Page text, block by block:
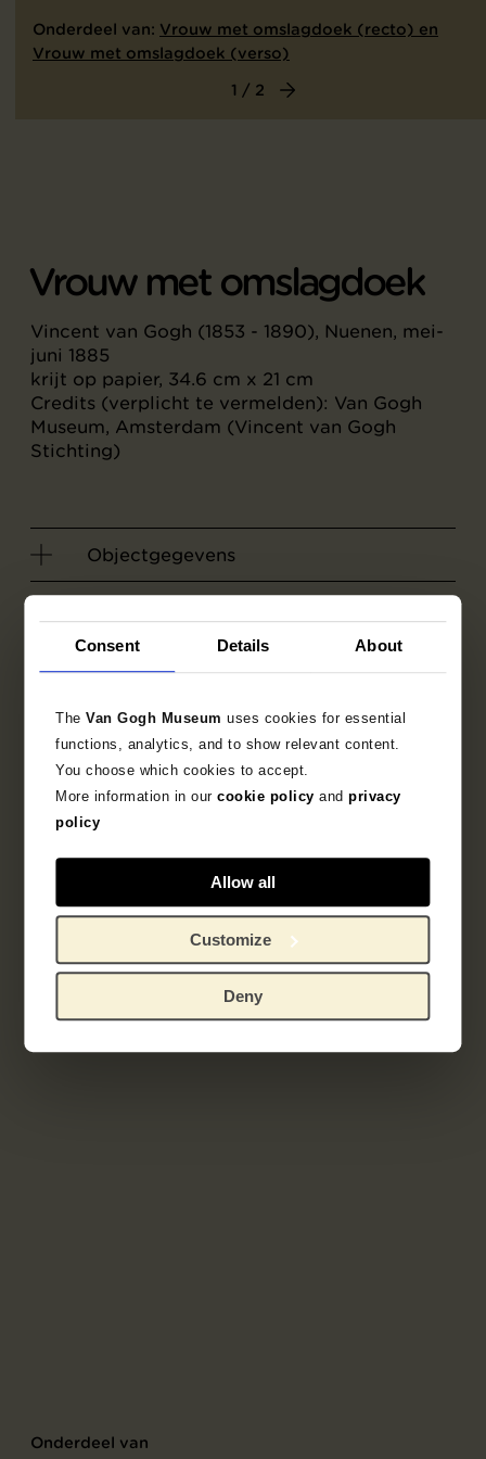
Consent Details About
TheVan Gogh Museumuses cookies for essential
functions, analytics, and to show relevant content.
You choose which cookies to accept.
More information in ourcookie policy andprivacy
policy
Allow all
Customize
Deny
Onderdeel van: Vrouw met omslagdoek (recto) en
Vrouw met omslagdoek (verso)
1 / 2
Vrouw met omslagdoek
Vincent van Gogh (1853 - 1890), Nuenen, mei-
juni 1885
krijt op papier, 34.6 cm x 21 cm
Credits (verplicht te vermelden): Van Gogh
Museum, Amsterdam (Vincent van Gogh
Stichting)
Objectgegevens
Zoek in de collectie
1885 Nuenen tekening
Vincent van Gogh
Onderdeel van